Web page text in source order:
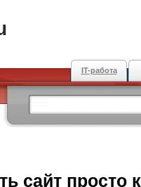
IT-работа
сайт просто